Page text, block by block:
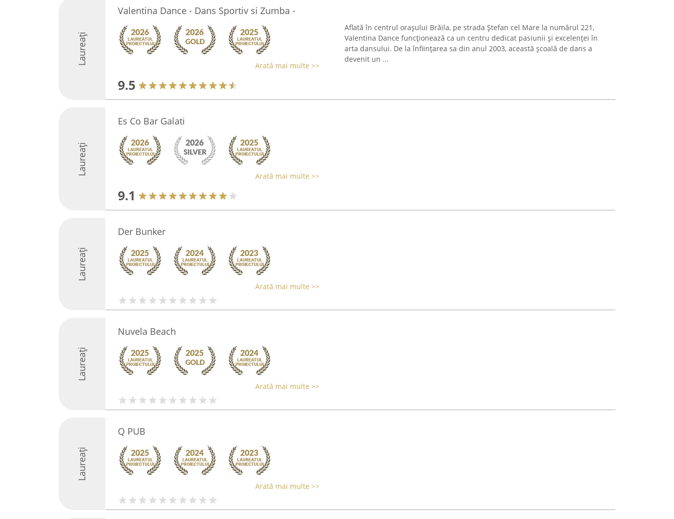
Laureați
Valentina Dance - Dans Sportiv si Zumba -
Arată mai multe >>
9.5
Aflată în centrul orașului Brăila, pe strada Ștefan cel Mare la numărul 221,
Valentina Dance funcționează ca un centru dedicat pasiunii și excelenței în
arta dansului. De la înființarea sa din anul 2003, această școală de dans a
devenit un ...
Laureați
Es Co Bar Galati
Arată mai multe >>
9.1
Laureați
Der Bunker
Arată mai multe >>
Laureați
Nuvela Beach
Arată mai multe >>
Laureați
Q PUB
Arată mai multe >>